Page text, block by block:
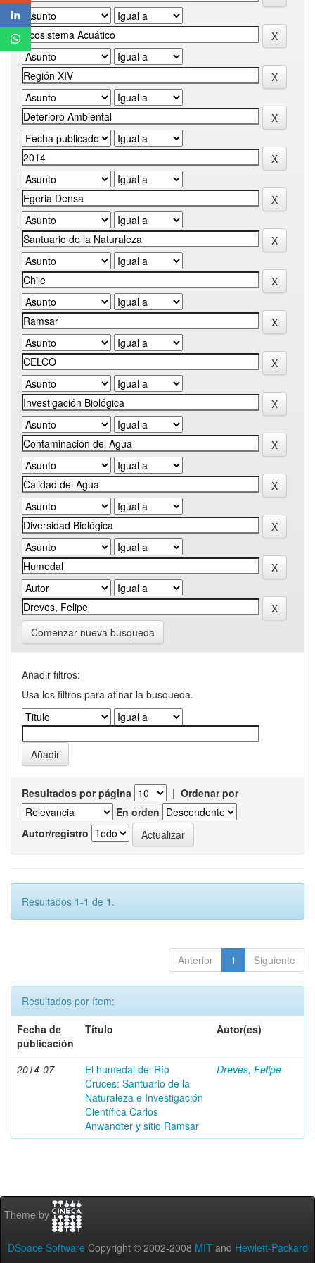
Comenzar nueva busqueda
Añadir filtros:
Usa los filtros para afinar la busqueda.
Resultados por página | Ordenar por
En orden
Autor/registro
Resultados 1-1 de 1.
Anterior 1 Siguiente
Resultados por ítem:
Fecha de
publicación
Título Autor(es)
2014-07
El humedal del Río
Cruces: Santuario de la
Naturaleza e Investigación
Científica Carlos
Anwandter y sitio Ramsar
Dreves, Felipe
Theme by
DSpace Software Copyright © 2002-2008 MIT and Hewlett-Packard